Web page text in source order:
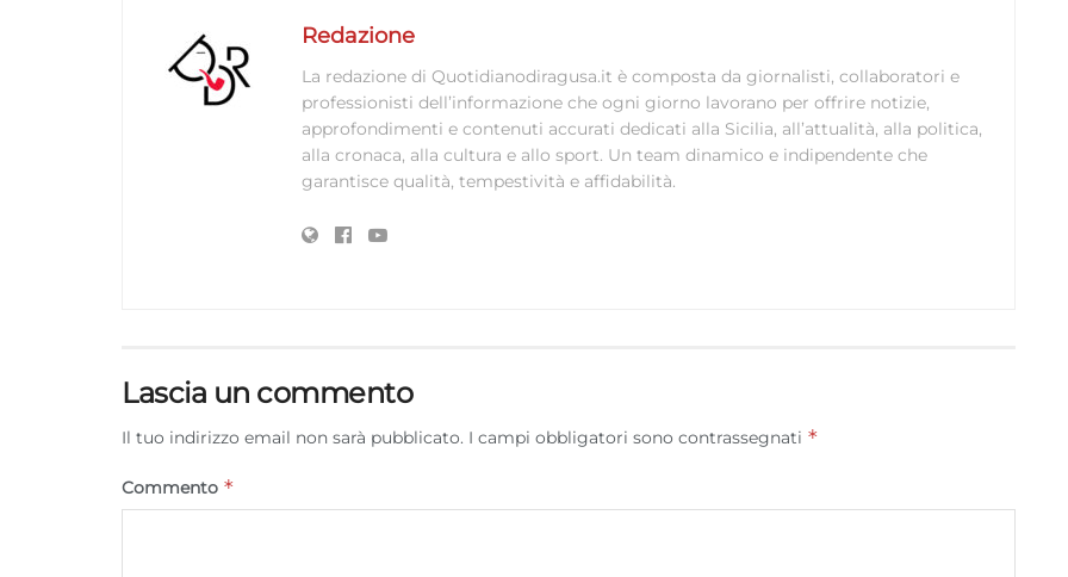
Redazione
La redazione di Quotidianodiragusa.it è composta da giornalisti, collaboratori e
professionisti dell’informazione che ogni giorno lavorano per offrire notizie,
approfondimenti e contenuti accurati dedicati alla Sicilia, all’attualità, alla politica,
alla cronaca, alla cultura e allo sport. Un team dinamico e indipendente che
garantisce qualità, tempestività e affidabilità.
Lascia un commento
Il tuo indirizzo email non sarà pubblicato. I campi obbligatori sono contrassegnati *
Commento *